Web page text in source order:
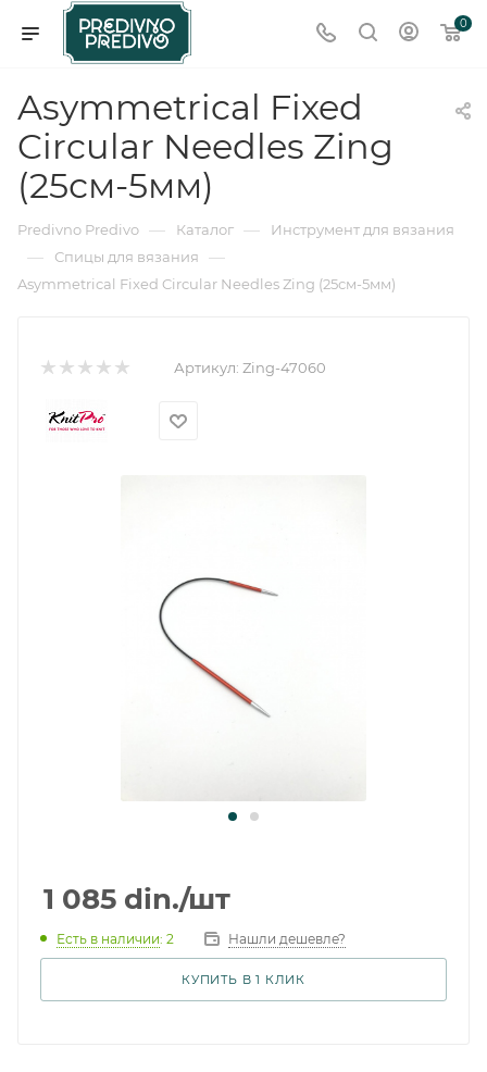
0
Asymmetrical Fixed
Circular Needles Zing
(25см-5мм)
Predivno Predivo — Каталог — Инструмент для вязания
— Спицы для вязания —
Asymmetrical Fixed Circular Needles Zing (25см-5мм)
Артикул: Zing-47060
1 085 din./шт
Есть в наличии: 2 Нашли дешевле?
КУПИТЬ В 1 КЛИК